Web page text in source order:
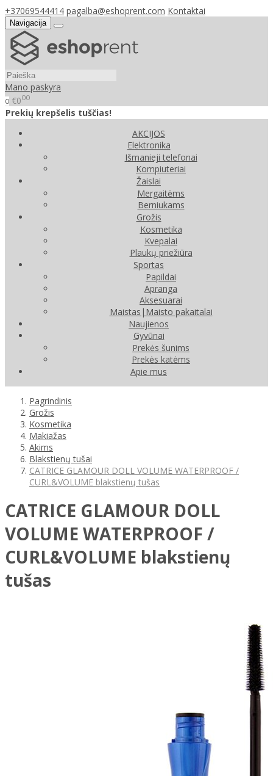
+37069544414 pagalba@eshoprent.com Kontaktai
Navigacija
Mano paskyra
0 €000
Prekių krepšelis tuščias!
AKCIJOS
Elektronika
Išmanieji telefonai
Kompiuteriai
Žaislai
Mergaitėms
Berniukams
Grožis
Kosmetika
Kvepalai
Plaukų priežiūra
Sportas
Papildai
Apranga
Aksesuarai
Maistas|Maisto pakaitalai
Naujienos
Gyvūnai
Prekės šunims
Prekės katėms
Apie mus
Pagrindinis
Grožis
Kosmetika
Makiažas
Akims
Blakstienų tušai
CATRICE GLAMOUR DOLL VOLUME WATERPROOF /
CURL&VOLUME blakstienų tušas
CATRICE GLAMOUR DOLL
VOLUME WATERPROOF /
CURL&VOLUME blakstienų
tušas